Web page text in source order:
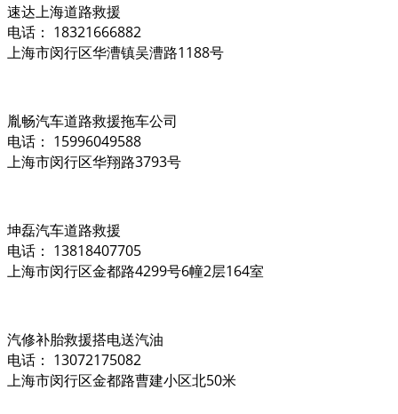
速达上海道路救援
电话： 18321666882
上海市闵行区华漕镇吴漕路1188号
胤畅汽车道路救援拖车公司
电话： 15996049588
上海市闵行区华翔路3793号
坤磊汽车道路救援
电话： 13818407705
上海市闵行区金都路4299号6幢2层164室
汽修补胎救援搭电送汽油
电话： 13072175082
上海市闵行区金都路曹建小区北50米